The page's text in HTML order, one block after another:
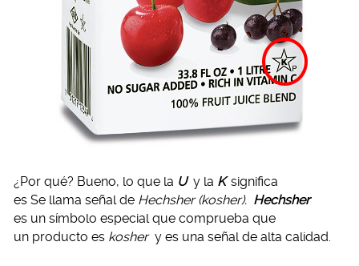
¿Por qué? Bueno, lo que la U y la Ksignifica
es Se llama señal de Hechsher (kosher). Hechsher
es un símbolo especial que comprueba que
un producto es kosher y es una señal de alta calidad.